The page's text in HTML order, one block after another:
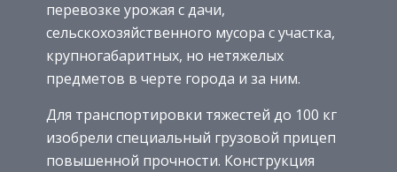
перевозке урожая с дачи,
сельскохозяйственного мусора с участка,
крупногабаритных, но нетяжелых
предметов в черте города и за ним.
Для транспортировки тяжестей до 100 кг
изобрели специальный грузовой прицеп
повышенной прочности. Конструкция